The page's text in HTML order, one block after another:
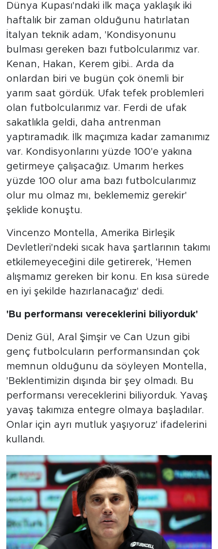
Dünya Kupası'ndaki ilk maça yaklaşık iki
haftalık bir zaman olduğunu hatırlatan
İtalyan teknik adam, 'Kondisyonunu
bulması gereken bazı futbolcularımız var.
Kenan, Hakan, Kerem gibi.. Arda da
onlardan biri ve bugün çok önemli bir
yarım saat gördük. Ufak tefek problemleri
olan futbolcularımız var. Ferdi de ufak
sakatlıkla geldi, daha antrenman
yaptıramadık. İlk maçımıza kadar zamanımız
var. Kondisyonlarını yüzde 100'e yakına
getirmeye çalışacağız. Umarım herkes
yüzde 100 olur ama bazı futbolcularımız
olur mu olmaz mı, beklememiz gerekir'
şeklide konuştu.
Vincenzo Montella, Amerika Birleşik
Devletleri'ndeki sıcak hava şartlarının takımı
etkilemeyeceğini dile getirerek, 'Hemen
alışmamız gereken bir konu. En kısa sürede
en iyi şekilde hazırlanacağız' dedi.
'Bu performansı vereceklerini biliyorduk'
Deniz Gül, Aral Şimşir ve Can Uzun gibi
genç futbolcuların performansından çok
memnun olduğunu da söyleyen Montella,
'Beklentimizin dışında bir şey olmadı. Bu
performansı vereceklerini biliyorduk. Yavaş
yavaş takımıza entegre olmaya başladılar.
Onlar için ayrı mutluk yaşıyoruz' ifadelerini
kullandı.